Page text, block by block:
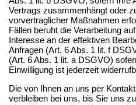
Vertrags zusammenhängt oder
vorvertraglicher Maßnahmen
Fällen beruht die Verarbeitung
Interesse an der effektiven
Anfragen (Art. 6 Abs. 1 lit. f
(Art. 6 Abs. 1 lit. a DSGVO)
Einwilligung ist jederzeit
Die von Ihnen an uns per
verbleiben bei uns, bis Sie uns